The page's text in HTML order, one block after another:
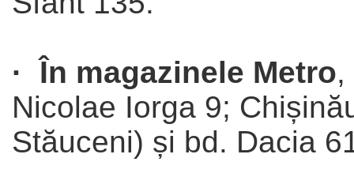
· În magazinele Metro,
Nicolae Iorga 9;
Stăuceni) și bd. Dacia